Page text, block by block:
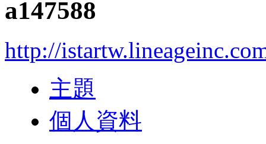
a147588
http://
主題
個人資料